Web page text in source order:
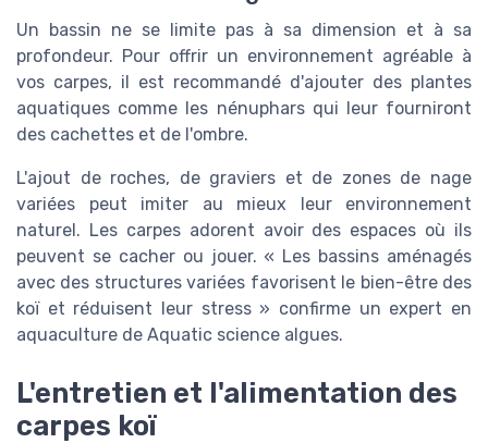
Un bassin ne se limite pas à sa dimension et à sa
profondeur. Pour offrir un environnement agréable à
vos carpes, il est recommandé d'ajouter des plantes
aquatiques comme les nénuphars qui leur fourniront
des cachettes et de l'ombre.
L'ajout de roches, de graviers et de zones de nage
variées peut imiter au mieux leur environnement
naturel. Les carpes adorent avoir des espaces où ils
peuvent se cacher ou jouer. « Les bassins aménagés
avec des structures variées favorisent le bien-être des
koï et réduisent leur stress » confirme un expert en
aquaculture de Aquatic science algues.
L'entretien et l'alimentation des
carpes koï